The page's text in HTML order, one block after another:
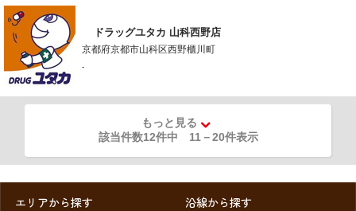
ドラッグユタカ 山科西野店
京都府京都市山科区西野櫃川町
-
もっと見る
該当件数12件中 11 －20件表示
エリアから探す 沿線から探す